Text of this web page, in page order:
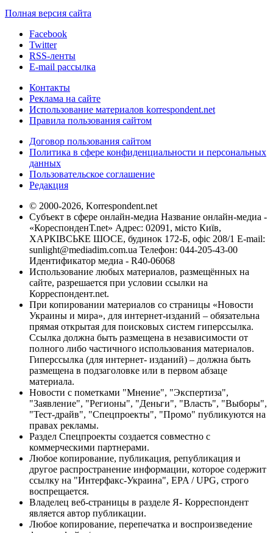
Полная версия сайта
Facebook
Twitter
RSS-ленты
E-mail рассылка
Контакты
Реклама на сайте
Использование материалов korrespondent.net
Правила пользования сайтом
Договор пользования сайтом
Политика в сфере конфиденциальности и персональных
данных
Пользовательское соглашение
Редакция
© 2000-2026, Korrespondent.net
Субъект в сфере онлайн-медиа Название онлайн-медиа -
«КореспонденТ.net» Адрес: 02091, місто Київ,
ХАРКІВСЬКЕ ШОСЕ, будинок 172-Б, офіс 208/1 E-mail:
sunlight@mediadim.com.ua Телефон: 044-205-43-00
Идентификатор медиа - R40-06068
Использование любых материалов, размещённых на
сайте, разрешается при условии ссылки на
Корреспондент.net.
При копировании материалов со страницы «Новости
Украины и мира», для интернет-изданий – обязательна
прямая открытая для поисковых систем гиперссылка.
Ссылка должна быть размещена в независимости от
полного либо частичного использования материалов.
Гиперссылка (для интернет- изданий) – должна быть
размещена в подзаголовке или в первом абзаце
материала.
Новости с пометками "Мнение", "Экспертиза",
"Заявление", "Регионы", "Деньги", "Власть", "Выборы",
"Тест-драйв", "Спецпроекты", "Промо" публикуются на
правах рекламы.
Раздел Спецпроекты создается совместно с
коммерческими партнерами.
Любое копирование, публикация, републикация и
другое распространение информации, которое содержит
ссылку на "Интерфакс-Украина", EPA / UPG, строго
воспрещается.
Владелец веб-страницы в разделе Я- Корреспондент
является автор публикации.
Любое копирование, перепечатка и воспроизведение